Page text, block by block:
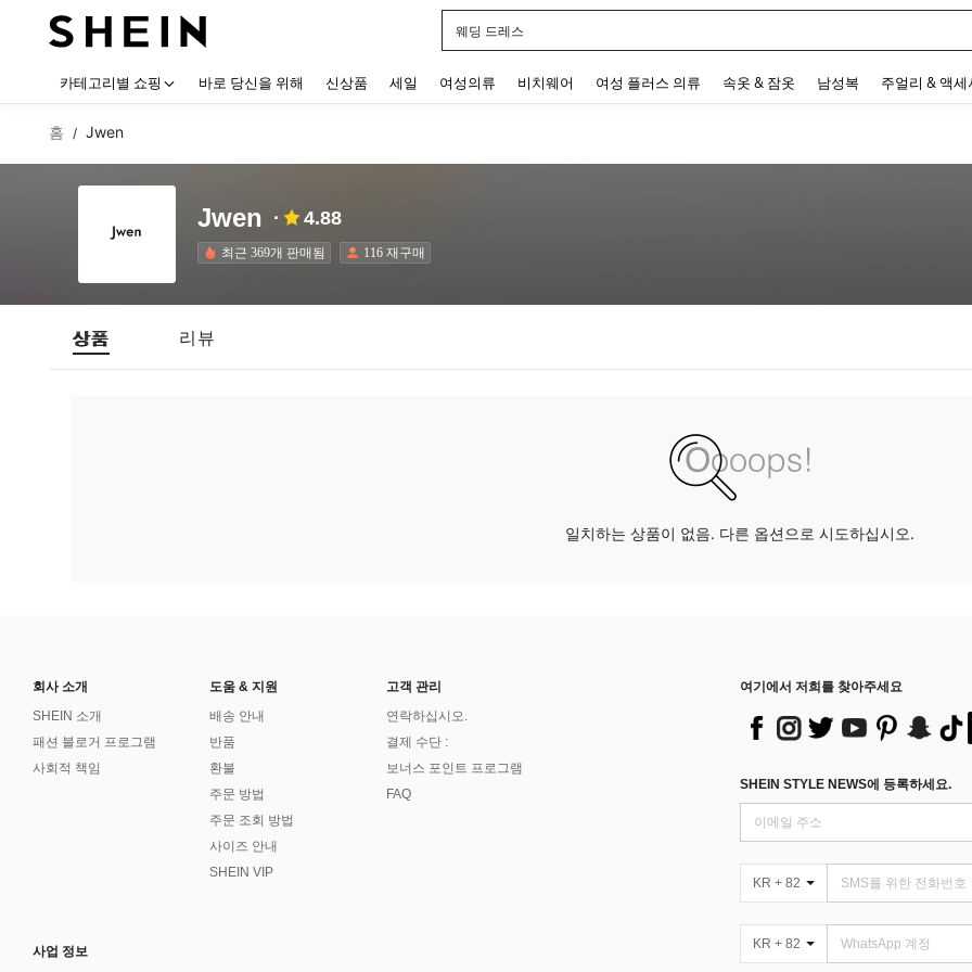
웨딩 드레스
카테고리별 쇼핑 바로 당신을 위해 신상품 세일 여성의류 비치웨어 여성 플러스 의류 속옷 & 잠옷 남성복 주얼리 & 액세
홈 / Jwen
Jwen 4.88
최근 369개 판매됨 116 재구매
상품 리뷰
일치하는 상품이 없음. 다른 옵션으로 시도하십시오.
회사 소개
SHEIN 소개
패션 블로거 프로그램
사회적 책임
도움 & 지원
배송 안내
반품
환불
주문 방법
주문 조회 방법
사이즈 안내
SHEIN VIP
고객 관리
연락하십시오.
결제 수단 :
보너스 포인트 프로그램
FAQ
사업 정보
여기에서 저희를 찾아주세요
SHEIN STYLE NEWS에 등록하세요.
KR + 82
KR + 82